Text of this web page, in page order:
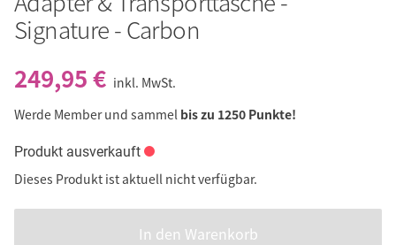
Signature - Carbon
249,95 € inkl. MwSt.
Werde Member und sammel bis zu 1250 Punkte!
Produkt ausverkauft
Dieses Produkt ist aktuell nicht verfügbar.
In den Warenkorb